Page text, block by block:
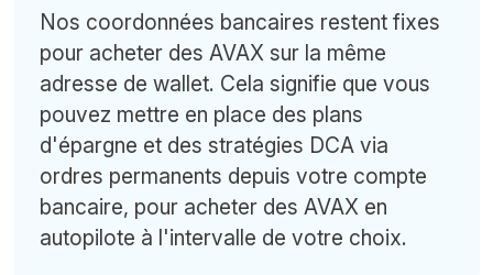
Nos coordonnées bancaires restent fixes
pour acheter des AVAX sur la même
adresse de wallet. Cela signifie que vous
pouvez mettre en place des plans
d'épargne et des stratégies DCA via
ordres permanents depuis votre compte
bancaire, pour acheter des AVAX en
autopilote à l'intervalle de votre choix.